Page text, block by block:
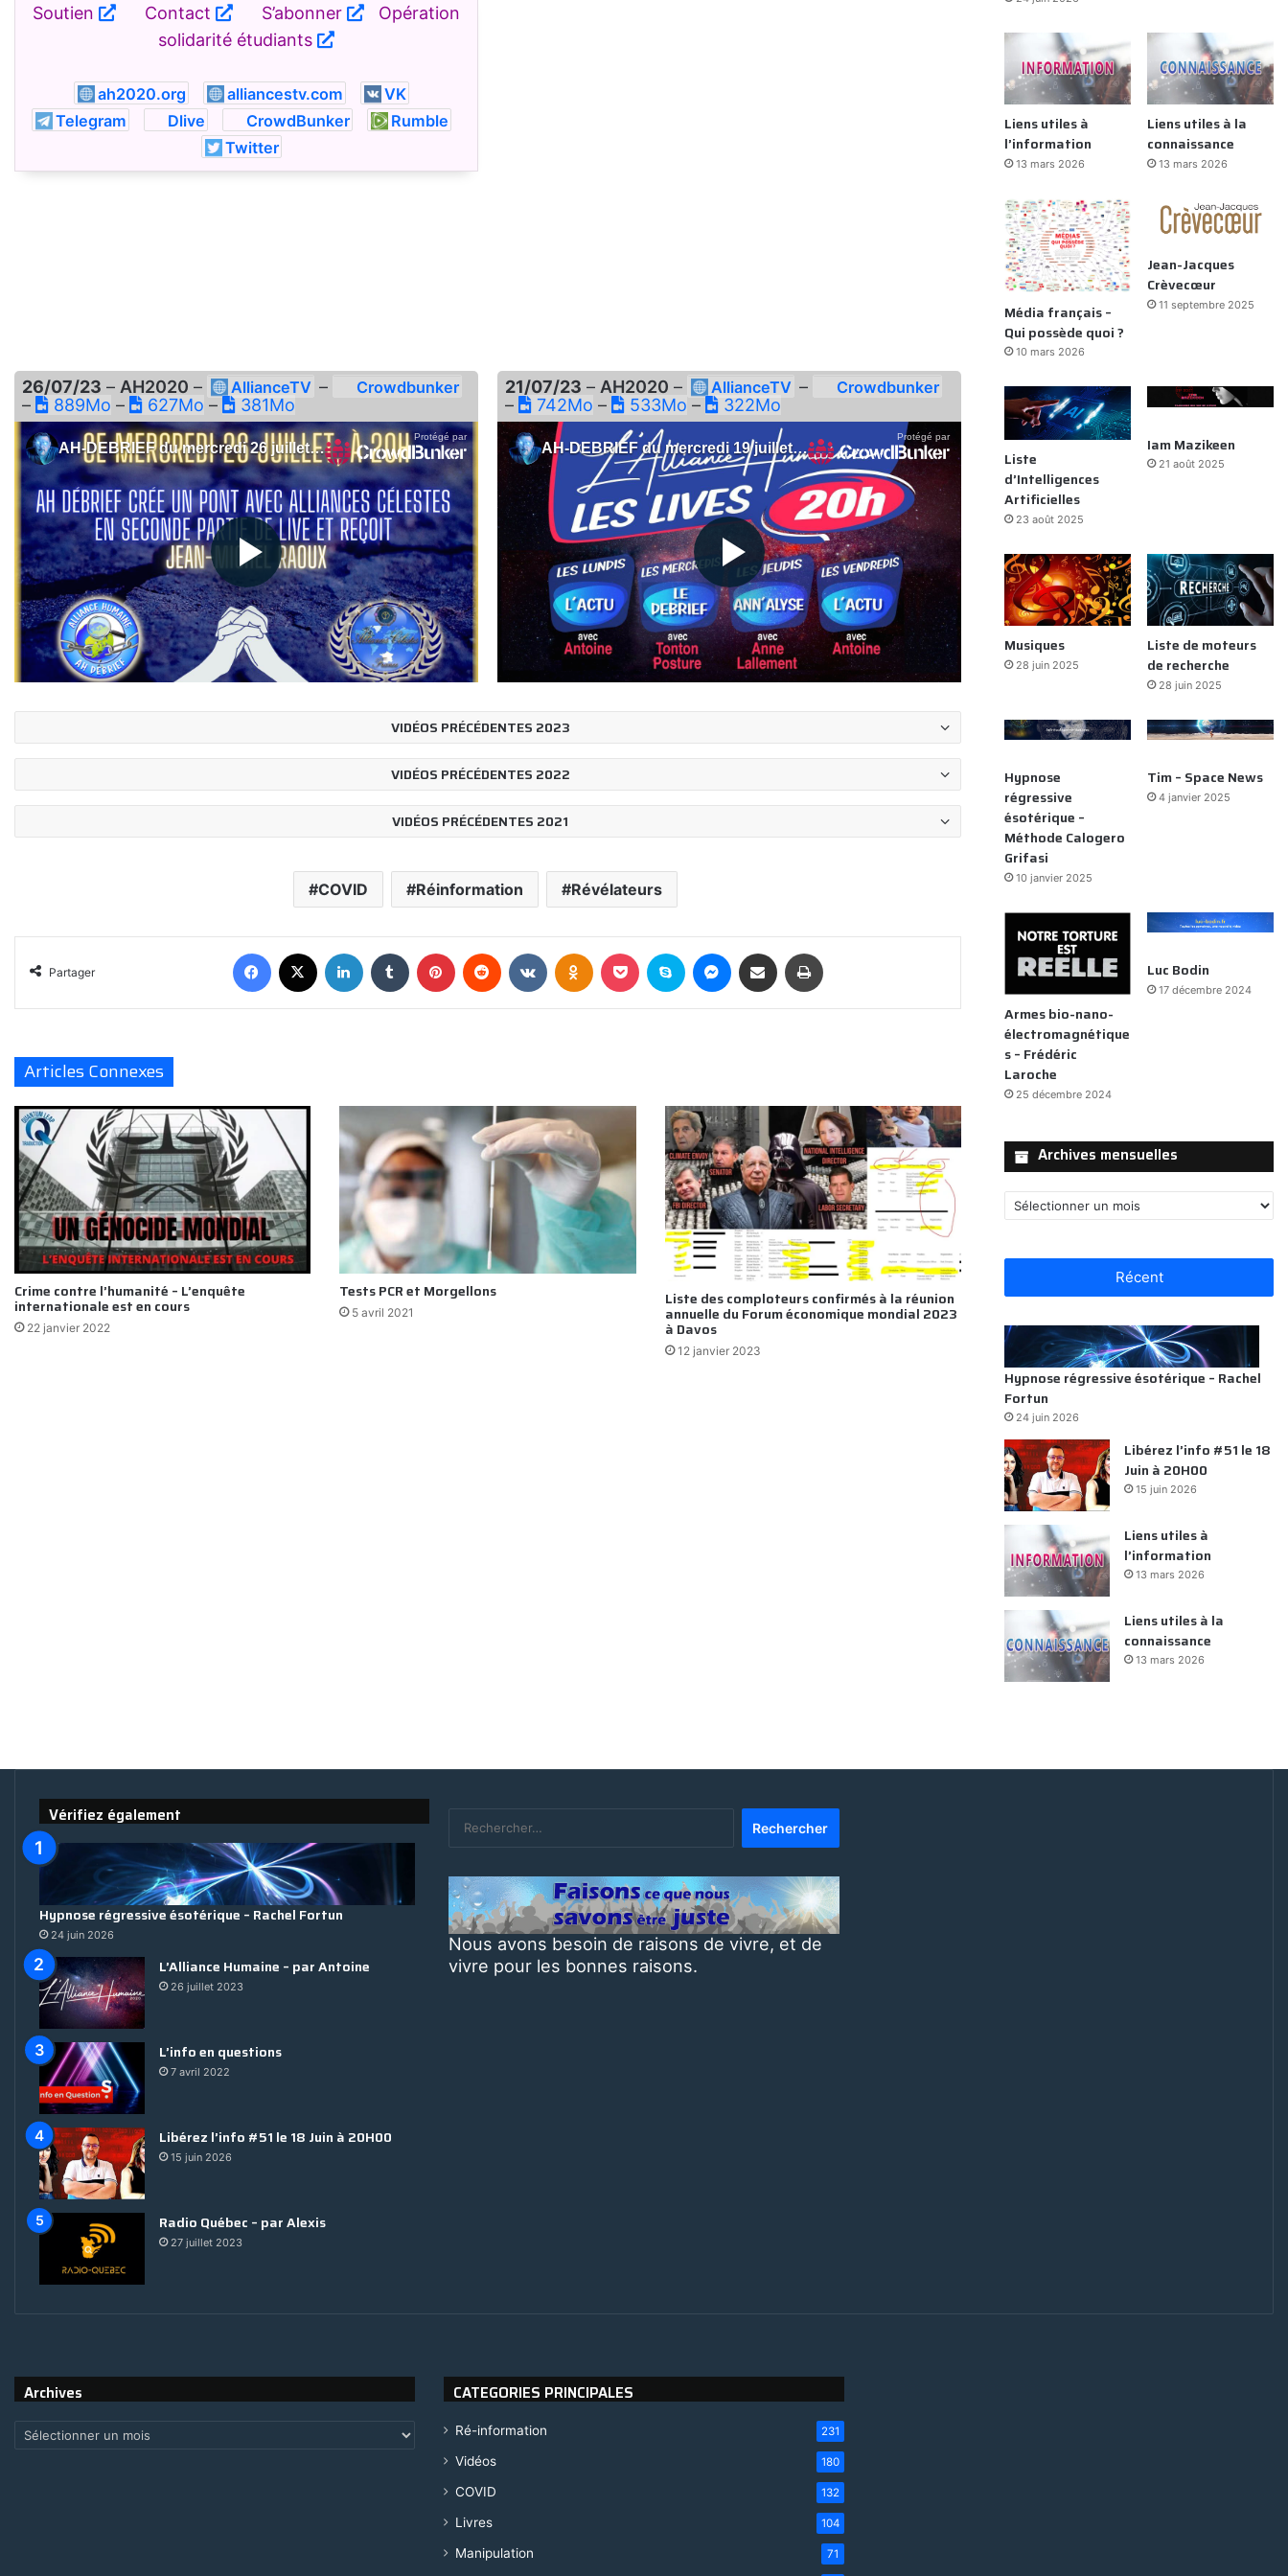
Soutien Contact S’abonner
Opération
solidarité étudiants
ah2020.org alliancestv.com
VK
Telegram
Dlive CrowdBunker
Rumble
Twitter
26/07/23 – AH2020 – AllianceTV – Crowdbunker
– 889Mo – 627Mo – 381Mo
21/07/23 – AH2020 – AllianceTV – Crowdbunker
– 742Mo – 533Mo – 322Mo
VIDÉOS PRÉCÉDENTES 2023
VIDÉOS PRÉCÉDENTES 2022
VIDÉOS PRÉCÉDENTES 2021
COVID Réinformation Révélateurs
Partager
Facebook Linkedin Tumblr Pinterest Reddit VKontakteOdnoklassniki
Pocket Skype Messenger
Partager par E-mail
Articles Connexes
Crime contre l’humanité – L’enquête
internationale est en cours
22 janvier 2022
Tests PCR et Morgellons
5 avril 2021
Liste des comploteurs confirmés à la réunion
annuelle du Forum économique mondial 2023
à Davos
12 janvier 2023
Liens utiles à
l’information
13 mars 2026
Liens utiles à la
connaissance
13 mars 2026
Média français –
Qui possède quoi ?
10 mars 2026
Jean-Jacques
Crèvecœur
11 septembre 2025
Liste
d’Intelligences
Artificielles
23 août 2025
Iam Mazikeen
21 août 2025
Musiques
28 juin 2025
Liste de moteurs
de recherche
28 juin 2025
Hypnose
régressive
ésotérique –
Méthode Calogero
Grifasi
10 janvier 2025
Tim – Space News
4 janvier 2025
Armes bio-nano-
électromagnétique
s – Frédéric
Laroche
25 décembre 2024
Luc Bodin
17 décembre 2024
Archives mensuelles
Archives
mensuelles
Récent
Hypnose régressive ésotérique – Rachel
Fortun
24 juin 2026
Libérez l’info #51 le 18
Juin à 20H00
15 juin 2026
Liens utiles à
l’information
13 mars 2026
Liens utiles à la
connaissance
13 mars 2026
Vérifiez également
Hypnose régressive ésotérique – Rachel Fortun
24 juin 2026
L’Alliance Humaine – par Antoine
26 juillet 2023
L’info en questions
7 avril 2022
Libérez l’info #51 le 18 Juin à 20H00
15 juin 2026
Radio Québec – par Alexis
27 juillet 2023
Nous avons besoin de raisons de vivre, et de
vivre pour les bonnes raisons.
Archives
Archives
CATEGORIES PRINCIPALES
Ré-information 231
Vidéos 180
COVID 132
Livres 104
Manipulation 71